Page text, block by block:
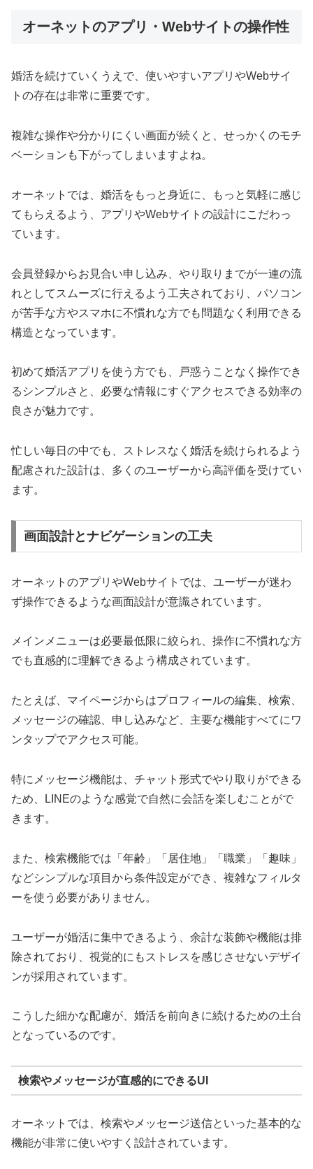
オーネットのアプリ・Webサイトの操作性
婚活を続けていくうえで、使いやすいアプリやWebサイ
トの存在は非常に重要です。
複雑な操作や分かりにくい画面が続くと、せっかくのモチ
ベーションも下がってしまいますよね。
オーネットでは、婚活をもっと身近に、もっと気軽に感じ
てもらえるよう、アプリやWebサイトの設計にこだわっ
ています。
会員登録からお見合い申し込み、やり取りまでが一連の流
れとしてスムーズに行えるよう工夫されており、パソコン
が苦手な方やスマホに不慣れな方でも問題なく利用できる
構造となっています。
初めて婚活アプリを使う方でも、戸惑うことなく操作でき
るシンプルさと、必要な情報にすぐアクセスできる効率の
良さが魅力です。
忙しい毎日の中でも、ストレスなく婚活を続けられるよう
配慮された設計は、多くのユーザーから高評価を受けてい
ます。
画面設計とナビゲーションの工夫
オーネットのアプリやWebサイトでは、ユーザーが迷わ
ず操作できるような画面設計が意識されています。
メインメニューは必要最低限に絞られ、操作に不慣れな方
でも直感的に理解できるよう構成されています。
たとえば、マイページからはプロフィールの編集、検索、
メッセージの確認、申し込みなど、主要な機能すべてにワ
ンタップでアクセス可能。
特にメッセージ機能は、チャット形式でやり取りができる
ため、LINEのような感覚で自然に会話を楽しむことがで
きます。
また、検索機能では「年齢」「居住地」「職業」「趣味」
などシンプルな項目から条件設定ができ、複雑なフィルタ
ーを使う必要がありません。
ユーザーが婚活に集中できるよう、余計な装飾や機能は排
除されており、視覚的にもストレスを感じさせないデザイ
ンが採用されています。
こうした細かな配慮が、婚活を前向きに続けるための土台
となっているのです。
検索やメッセージが直感的にできるUI
オーネットでは、検索やメッセージ送信といった基本的な
機能が非常に使いやすく設計されています。